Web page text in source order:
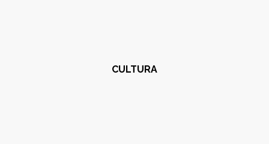
CULTURA